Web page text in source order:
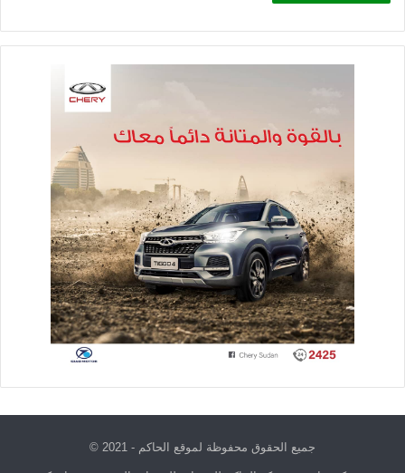
جميع الحقوق محفوظة لموقع الحاكم - 2021 ©